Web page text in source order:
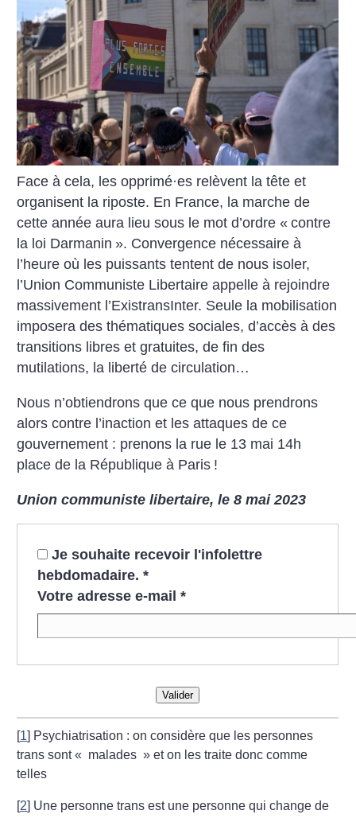
Face à cela, les opprimé·es relèvent la tête et
organisent la riposte. En France, la marche de
cette année aura lieu sous le mot d’ordre « contre
la loi Darmanin ». Convergence nécessaire à
l’heure où les puissants tentent de nous isoler,
l’Union Communiste Libertaire appelle à rejoindre
massivement l’ExistransInter. Seule la mobilisation
imposera des thématiques sociales, d’accès à des
transitions libres et gratuites, de fin des
mutilations, la liberté de circulation…
Nous n’obtiendrons que ce que nous prendrons
alors contre l’inaction et les attaques de ce
gouvernement : prenons la rue le 13 mai 14h
place de la République à Paris !
Union communiste libertaire, le 8 mai 2023
Je souhaite recevoir l'infolettre
hebdomadaire. *
Votre adresse e-mail *
Valider
[1] Psychiatrisation : on considère que les personnes
trans sont « malades » et on les traite donc comme
telles
[2] Une personne trans est une personne qui change de